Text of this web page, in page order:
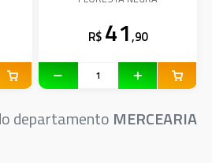
R$ 41,90
departamento MERCEARIA